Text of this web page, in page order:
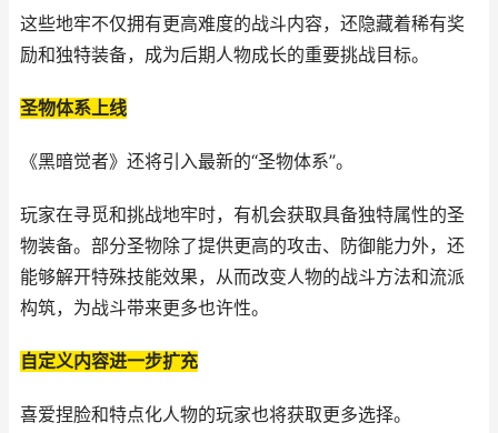
这些地牢不仅拥有更高难度的战斗内容，还隐藏着稀有奖
励和独特装备，成为后期人物成长的重要挑战目标。
圣物体系上线
《黑暗觉者》还将引入最新的“圣物体系”。
玩家在寻觅和挑战地牢时，有机会获取具备独特属性的圣
物装备。部分圣物除了提供更高的攻击、防御能力外，还
能够解开特殊技能效果，从而改变人物的战斗方法和流派
构筑，为战斗带来更多也许性。
自定义内容进一步扩充
喜爱捏脸和特点化人物的玩家也将获取更多选择。